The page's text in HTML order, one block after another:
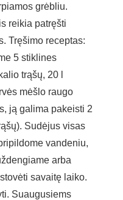
grėbliu.
reikia patręšti
Tręšimo receptas:
5 stiklines
trąšų, 20 l
mėšlo raugo
ją galima pakeisti 2
Sudėjus visas
vandeniu,
arba
savaitę laiko.
Suaugusiems